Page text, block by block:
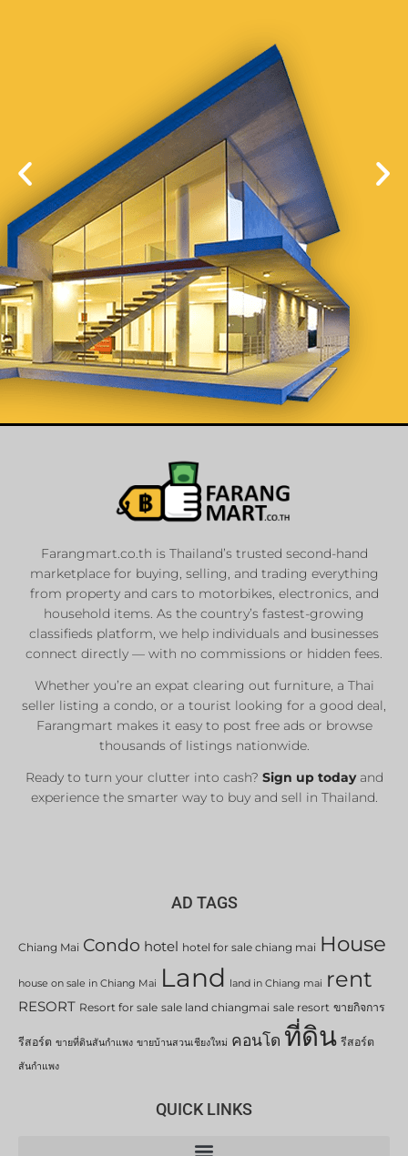
List Your
Properties
Private Sellers
Real Estate Agents
Sale & Rent
List Now
Farangmart.co.th is Thailand’s trusted second-hand
marketplace for buying, selling, and trading everything
from property and cars to motorbikes, electronics, and
household items. As the country’s fastest-growing
classifieds platform, we help individuals and businesses
connect directly — with no commissions or hidden fees.
Whether you’re an expat clearing out furniture, a Thai
seller listing a condo, or a tourist looking for a good deal,
Farangmart makes it easy to post free ads or browse
thousands of listings nationwide.
Ready to turn your clutter into cash? Sign up todayand
experience the smarter way to buy and sell in Thailand.
AD TAGS
Chiang Mai Condo hotel hotel for sale chiang mai House
house on sale in Chiang Mai Land land in Chiang mai rent
RESORT Resort for sale sale land chiangmai sale resort ขายกิจการ
รีสอร์ต ขายที่ดินสันกำแพง ขายบ้านสวนเชียงใหม่ คอนโด ที่ดิน รีสอร์ต
สันกำแพง
QUICK LINKS